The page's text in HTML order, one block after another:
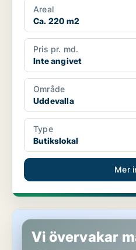
Areal
Ca. 220 m2
Pris pr. md.
Inte angivet
Område
Uddevalla
Type
Butikslokal
Mer
Butikslokal i Uddevalla
Vi övervakar